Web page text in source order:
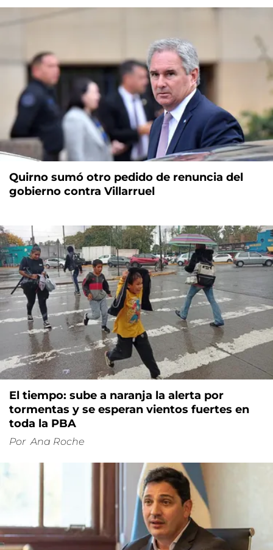
Quirno sumó otro pedido de renuncia del
gobierno contra Villarruel
El tiempo: sube a naranja la alerta por
tormentas y se esperan vientos fuertes en
toda la PBA
Por Ana Roche